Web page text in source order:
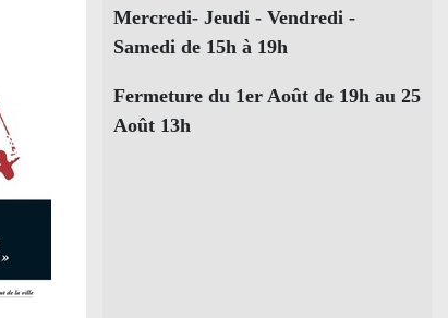
Mercredi- Jeudi - Vendredi -
Samedi de 15h à 19h
Fermeture du 1er Août de 19h au 25
Août 13h